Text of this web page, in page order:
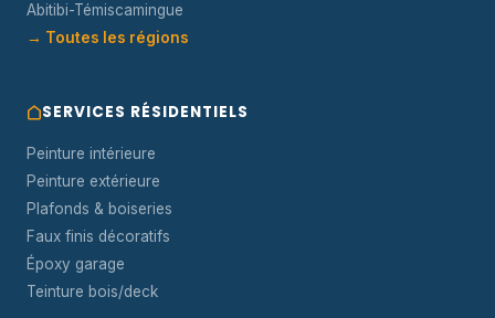
Abitibi-Témiscamingue
→ Toutes les régions
SERVICES RÉSIDENTIELS
Peinture intérieure
Peinture extérieure
Plafonds & boiseries
Faux finis décoratifs
Époxy garage
Teinture bois/deck